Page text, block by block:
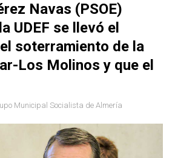
Navas (PSOE)
UDEF se llevó el
soterramiento de la
Los Molinos y que el
Municipal Socialista de Almería